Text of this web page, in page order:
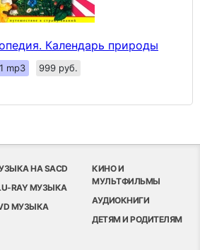
Календарь природы
1 mp3 999 руб.
НА SACD
RAY МУЗЫКА
МУЗЫКА
КИНО И
МУЛЬТФИЛЬМЫ
АУДИОКНИГИ
ДЕТЯМ И РОДИТЕЛЯМ